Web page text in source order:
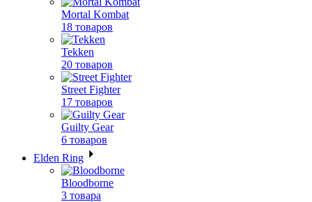
Mortal Kombat
18 товаров
Tekken
20 товаров
Street Fighter
17 товаров
Guilty Gear
6 товаров
Elden Ring
Bloodborne
3 товара